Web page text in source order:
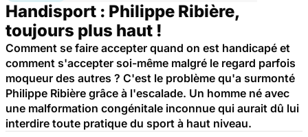
Handisport : Philippe Ribière,
toujours plus haut !
Comment se faire accepter quand on est handicapé et
comment s'accepter soi-même malgré le regard parfois
moqueur des autres ? C'est le problème qu'a surmonté
Philippe Ribière grâce à l'escalade. Un homme né avec
une malformation congénitale inconnue qui aurait dû lui
interdire toute pratique du sport à haut niveau.